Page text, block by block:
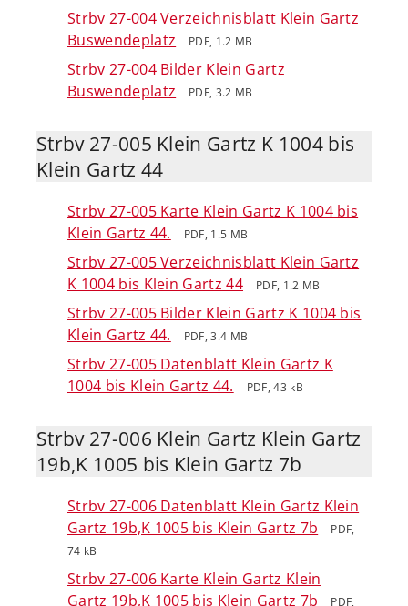
Strbv 27-004 Verzeichnisblatt Klein Gartz
Buswendeplatz
PDF, 1.2 MB
Strbv 27-004 Bilder Klein Gartz
Buswendeplatz
PDF, 3.2 MB
Strbv 27-005 Klein Gartz K 1004 bis
Klein Gartz 44
Strbv 27-005 Karte Klein Gartz K 1004 bis
Klein Gartz 44.
PDF, 1.5 MB
Strbv 27-005 Verzeichnisblatt Klein Gartz
K 1004 bis Klein Gartz 44
PDF, 1.2 MB
Strbv 27-005 Bilder Klein Gartz K 1004 bis
Klein Gartz 44.
PDF, 3.4 MB
Strbv 27-005 Datenblatt Klein Gartz K
1004 bis Klein Gartz 44.
PDF, 43 kB
Strbv 27-006 Klein Gartz Klein Gartz
19b,K 1005 bis Klein Gartz 7b
Strbv 27-006 Datenblatt Klein Gartz Klein
Gartz 19b,K 1005 bis Klein Gartz 7b
PDF,
74 kB
Strbv 27-006 Karte Klein Gartz Klein
Gartz 19b,K 1005 bis Klein Gartz 7b
PDF,